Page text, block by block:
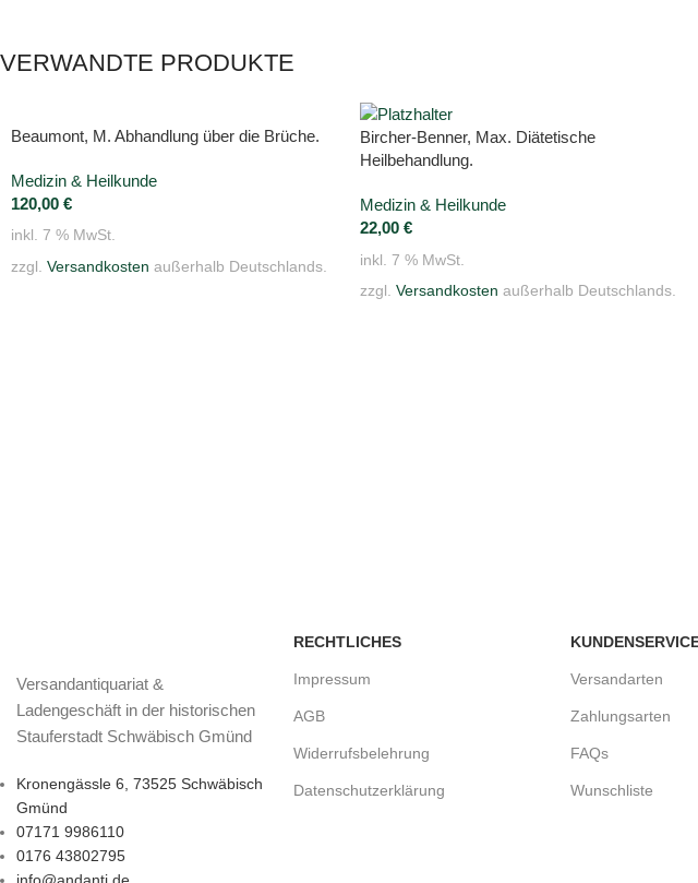
VERWANDTE PRODUKTE
Beaumont, M. Abhandlung über die Brüche.
Medizin & Heilkunde
120,00 €
inkl. 7 % MwSt.
zzgl. Versandkosten außerhalb Deutschlands.
Bircher-Benner, Max. Diätetische
Heilbehandlung.
Medizin & Heilkunde
22,00 €
inkl. 7 % MwSt.
zzgl. Versandkosten außerhalb Deutschlands.
Versandantiquariat &
Ladengeschäft in der historischen
Stauferstadt Schwäbisch Gmünd
Kronengässle 6, 73525 Schwäbisch
Gmünd
07171 9986110
0176 43802795
RECHTLICHES
Impressum
AGB
Widerrufsbelehrung
Datenschutzerklärung
Versandarten
Zahlungsarten
FAQs
Wunschliste